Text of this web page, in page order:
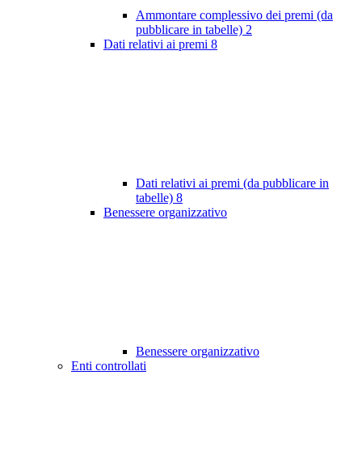
Ammontare complessivo dei premi (da
pubblicare in tabelle) 2
Dati relativi ai premi 8
Dati relativi ai premi (da pubblicare in
tabelle) 8
Benessere organizzativo
Benessere organizzativo
Enti controllati